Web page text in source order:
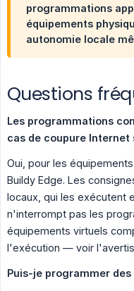
programmations
équipements
autonomie locale
Questions
Les programmations
cas de coupure Internet
Oui, pour les
Buildy Edge. Les
locaux, qui les exécutent
n'interrompt pas les
équipements virtuels
l'exécution — voir
Puis-je programmer